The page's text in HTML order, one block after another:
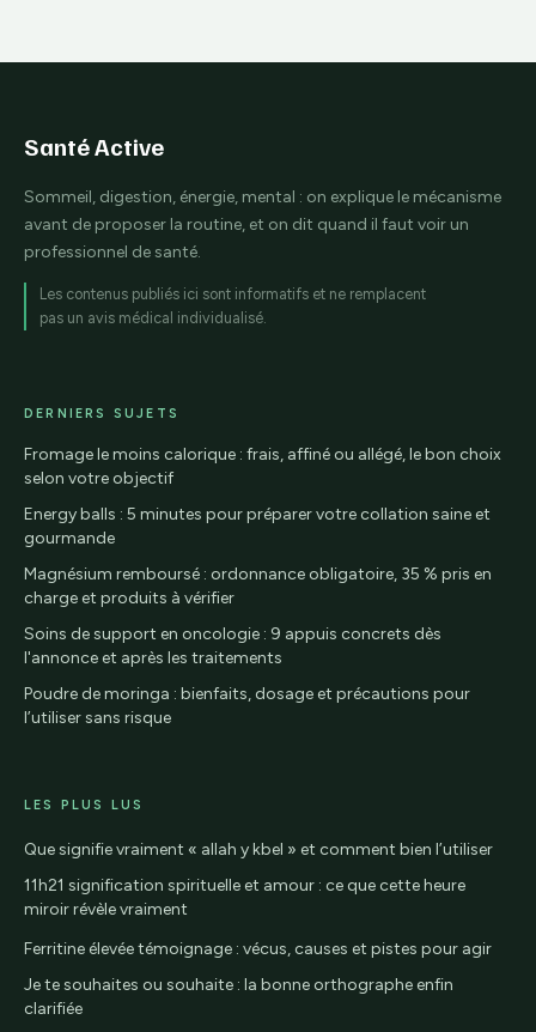
Santé Active
Sommeil, digestion, énergie, mental : on explique le mécanisme
avant de proposer la routine, et on dit quand il faut voir un
professionnel de santé.
Les contenus publiés ici sont informatifs et ne remplacent
pas un avis médical individualisé.
DERNIERS SUJETS
Fromage le moins calorique : frais, affiné ou allégé, le bon choix
selon votre objectif
Energy balls : 5 minutes pour préparer votre collation saine et
gourmande
Magnésium remboursé : ordonnance obligatoire, 35 % pris en
charge et produits à vérifier
Soins de support en oncologie : 9 appuis concrets dès
l'annonce et après les traitements
Poudre de moringa : bienfaits, dosage et précautions pour
l’utiliser sans risque
LES PLUS LUS
Que signifie vraiment « allah y kbel » et comment bien l’utiliser
11h21 signification spirituelle et amour : ce que cette heure
miroir révèle vraiment
Ferritine élevée témoignage : vécus, causes et pistes pour agir
Je te souhaites ou souhaite : la bonne orthographe enfin
clarifiée